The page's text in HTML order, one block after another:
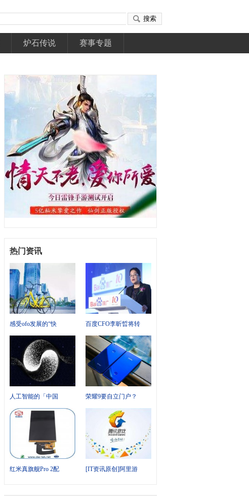
炉石传说 赛事专题
热门资讯
感受ofo发展的“快 百度CFO李昕晢将转
人工智能的「中国 荣耀9要自立门户？
红米真旗舰Pro 2配 [IT资讯原创]阿里游